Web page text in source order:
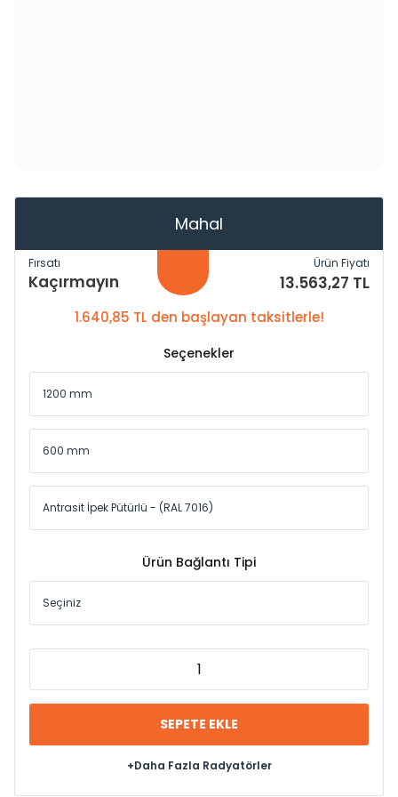
Mahal
Fırsatı
Kaçırmayın
Ürün Fiyatı
13.563,27 TL
1.640,85 TL den başlayan taksitlerle!
Seçenekler
Ürün Bağlantı Tipi
SEPETE EKLE
+Daha Fazla Radyatörler